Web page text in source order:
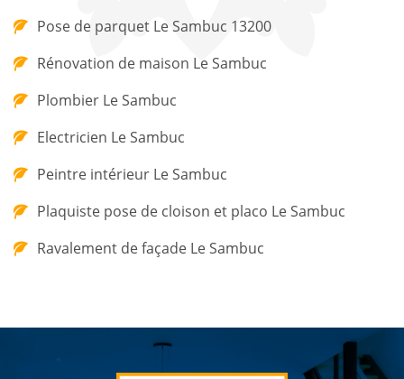
Pose de parquet Le Sambuc 13200
Rénovation de maison Le Sambuc
Plombier Le Sambuc
Electricien Le Sambuc
Peintre intérieur Le Sambuc
Plaquiste pose de cloison et placo Le Sambuc
Ravalement de façade Le Sambuc